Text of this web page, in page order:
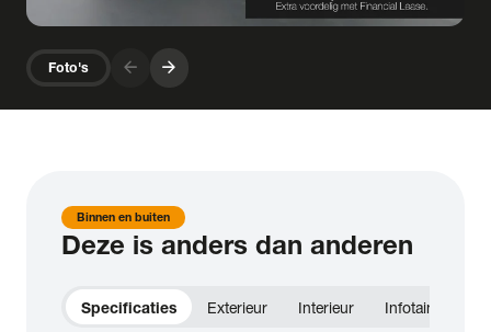
Foto's arrow_forward arrow_forward
Binnen en buiten
Deze is anders dan anderen
Specificaties Exterieur Interieur Infotainment